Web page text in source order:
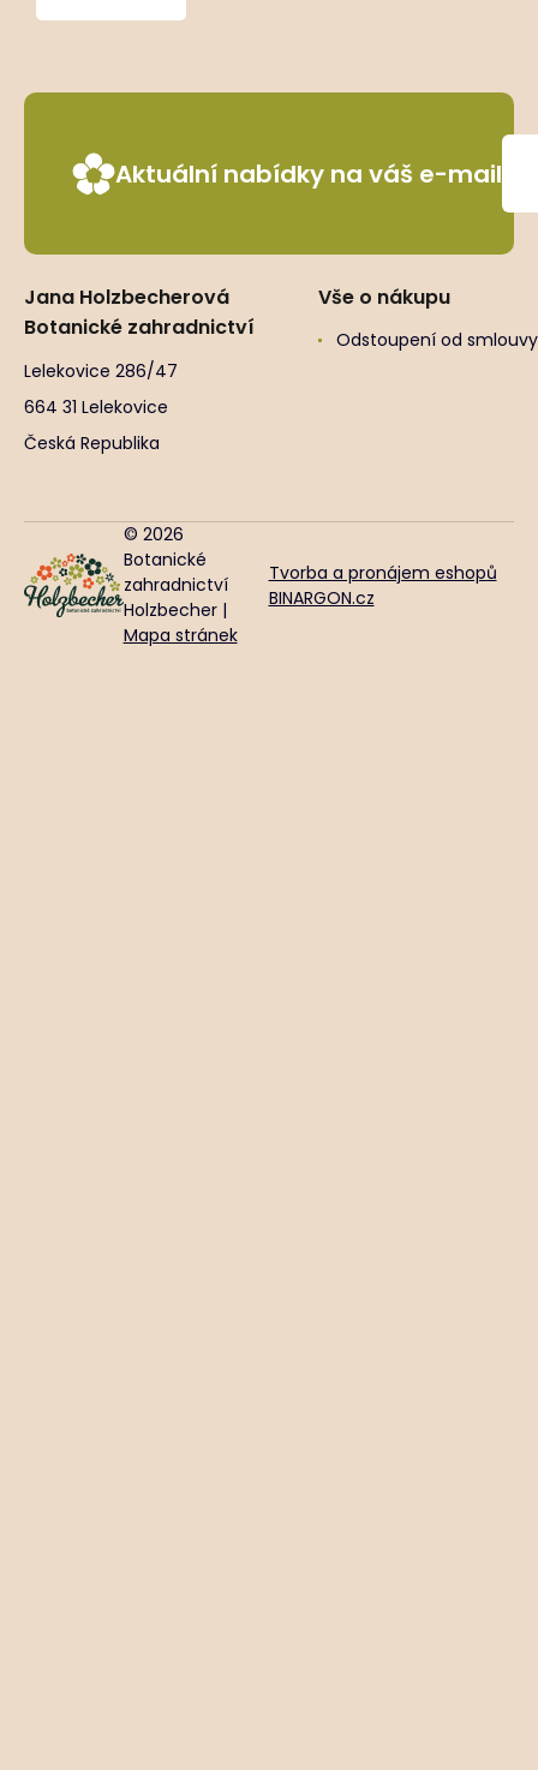
Aktuální nabídky na váš e-mail
Jana Holzbecherová
Botanické zahradnictví
Lelekovice 286/47
664 31 Lelekovice
Česká Republika
Vše o nákupu
Odstoupení od smlouvy
© 2026
Botanické
zahradnictví
Holzbecher |
Mapa stránek
Tvorba a pronájem eshopů
BINARGON.cz